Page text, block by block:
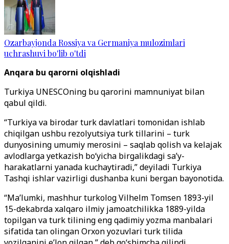
Ozarbayjonda Rossiya va Germaniya mulozimlari
uchrashuvi bo'lib o'tdi
Anqara bu qarorni olqishladi
Turkiya UNESCOning bu qarorini mamnuniyat bilan
qabul qildi.
“Turkiya va birodar turk davlatlari tomonidan ishlab
chiqilgan ushbu rezolyutsiya turk tillarini – turk
dunyosining umumiy merosini – saqlab qolish va kelajak
avlodlarga yetkazish bo‘yicha birgalikdagi sa’y-
harakatlarni yanada kuchaytiradi,” deyiladi Turkiya
Tashqi ishlar vazirligi dushanba kuni bergan bayonotida.
“Ma’lumki, mashhur turkolog Vilhelm Tomsen 1893-yil
15-dekabrda xalqaro ilmiy jamoatchilikka 1889-yilda
topilgan va turk tilining eng qadimiy yozma manbalari
sifatida tan olingan Orxon yozuvlari turk tilida